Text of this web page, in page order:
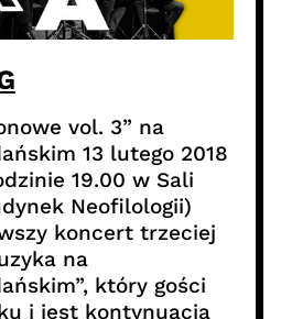
vol. 3” na
13 lutego 2018
19.00 w Sali
Neofilologii)
koncert trzeciej
na
który gości
i jest kontynuacją